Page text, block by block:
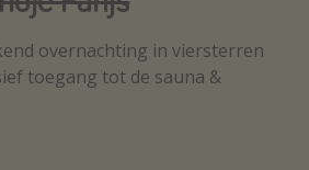
overnachting in viersterren
toegang tot de sauna &